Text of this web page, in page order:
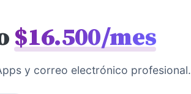
$16.500/mes
y correo electrónico profesional.